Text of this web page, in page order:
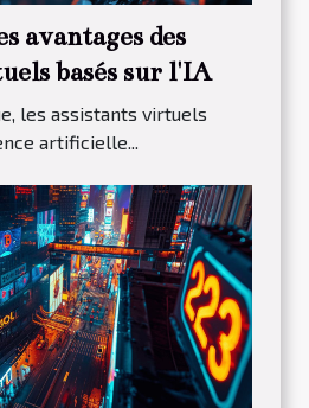
avantages des
basés sur l'IA
les assistants virtuels
artificielle...